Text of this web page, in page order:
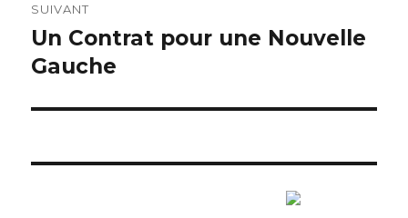
SUIVANT
Article
suivant :
Un Contrat pour une Nouvelle
Gauche